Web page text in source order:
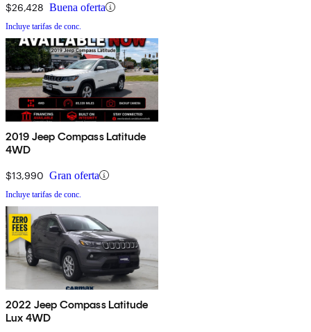
$26,428 Buena oferta
Incluye tarifas de conc.
2019 Jeep Compass Latitude
4WD
$13,990 Gran oferta
Incluye tarifas de conc.
2022 Jeep Compass Latitude
Lux 4WD